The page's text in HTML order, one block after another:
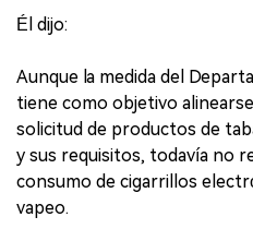
Él dijo:
Aunque la medida del
tiene como objetivo
solicitud de productos de
y sus requisitos, todavía no
consumo de cigarrillos
vapeo.